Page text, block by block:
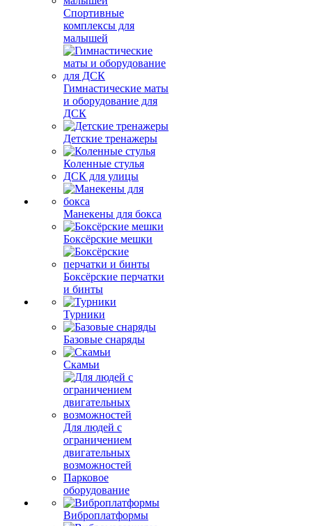
Спортивные
комплексы для
малышей
Гимнастические маты
и оборудование для
ДСК
Детские тренажеры
Коленные стулья
ДСК для улицы
Манекены для бокса
Боксёрские мешки
Боксёрские перчатки
и бинты
Турники
Базовые снаряды
Скамьи
Для людей с
ограничением
двигательных
возможностей
Парковое
оборудование
Виброплатформы